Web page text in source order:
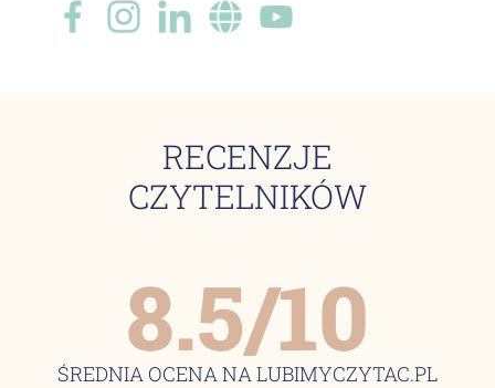
RECENZJE
CZYTELNIKÓW
8.5/10
ŚREDNIA OCENA NA LUBIMYCZYTAC.PL